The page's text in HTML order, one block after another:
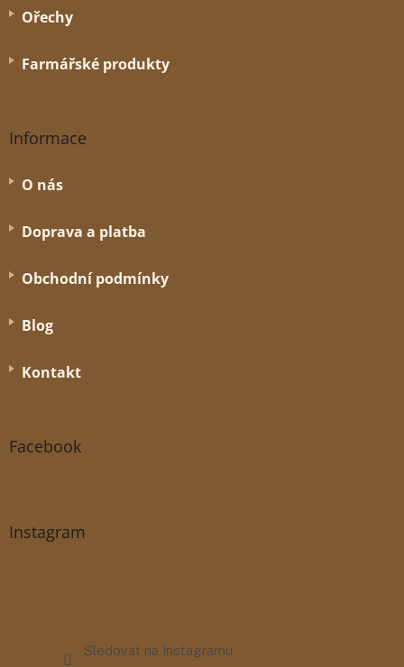
Ořechy
Farmářské produkty
Informace
O nás
Doprava a platba
Obchodní podmínky
Blog
Kontakt
Facebook
Instagram
Sledovat na Instagramu